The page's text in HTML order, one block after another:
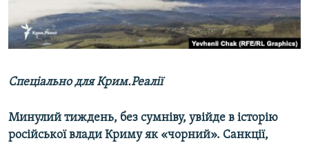
ВІДЕОУРОКИ «ELIFBE»
СВІДЧЕННЯ ОКУПАЦІЇ
ІНФОГРАФІКА
Русский
Qırımtatar
ДОЛУЧАЙСЯ!
Спеціально для Крим.Реалії
Минулий тиждень, без сумніву, увійде в історію
російської влади Криму як «чорний». Санкції,